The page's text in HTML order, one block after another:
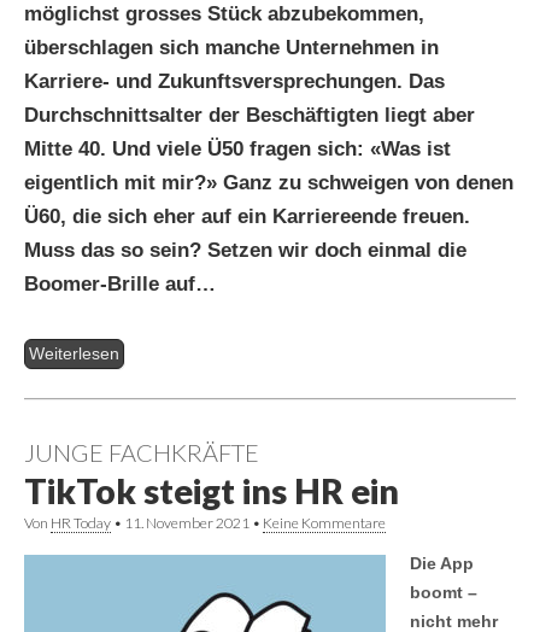
möglichst grosses Stück abzubekommen,
überschlagen sich manche Unternehmen in
Karriere- und Zukunftsversprechungen. Das
Durchschnittsalter der Beschäftigten liegt aber
Mitte 40. Und viele Ü50 fragen sich: «Was ist
eigentlich mit mir?» Ganz zu schweigen von denen
Ü60, die sich eher auf ein Karriereende freuen.
Muss das so sein? Setzen wir doch einmal die
Boomer-Brille auf…
Weiterlesen
JUNGE FACHKRÄFTE
TikTok steigt ins HR ein
Von HR Today • 11. November 2021 • Keine Kommentare
Die App
boomt –
nicht mehr